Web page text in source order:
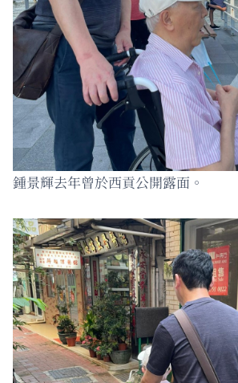
鍾景輝去年曾於西貢公開露面。